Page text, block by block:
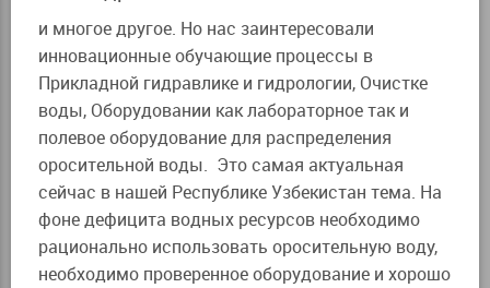
и многое другое. Но нас заинтересовали
инновационные обучающие процессы в
Прикладной гидравлике и гидрологии, Очистке
воды, Оборудовании как лабораторное так и
полевое оборудование для распределения
оросительной воды. Это самая актуальная
сейчас в нашей Республике Узбекистан тема. На
фоне дефицита водных ресурсов необходимо
рационально использовать оросительную воду,
необходимо проверенное оборудование и хорошо